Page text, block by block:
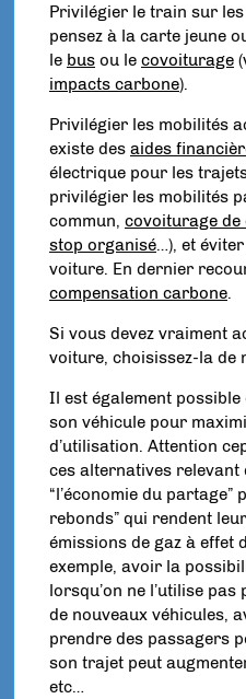
Privilégier le train sur
pensez à la carte jeune
le bus ou le covoiturage
impacts carbone).
Privilégier les mobilités
existe des aides
électrique pour les
privilégier les mobilités
commun, covoiturage
stop organisé…), et
voiture. En dernier
compensation carbone.
Si vous devez vraiment
voiture, choisissez-la de
Il est également possible
son véhicule pour
d’utilisation. Attention
ces alternatives relevant
“l’économie du partage”
rebonds” qui rendent
émissions de gaz à effet
exemple, avoir la
lorsqu’on ne l’utilise
de nouveaux véhicules,
prendre des passagers
son trajet peut
etc…